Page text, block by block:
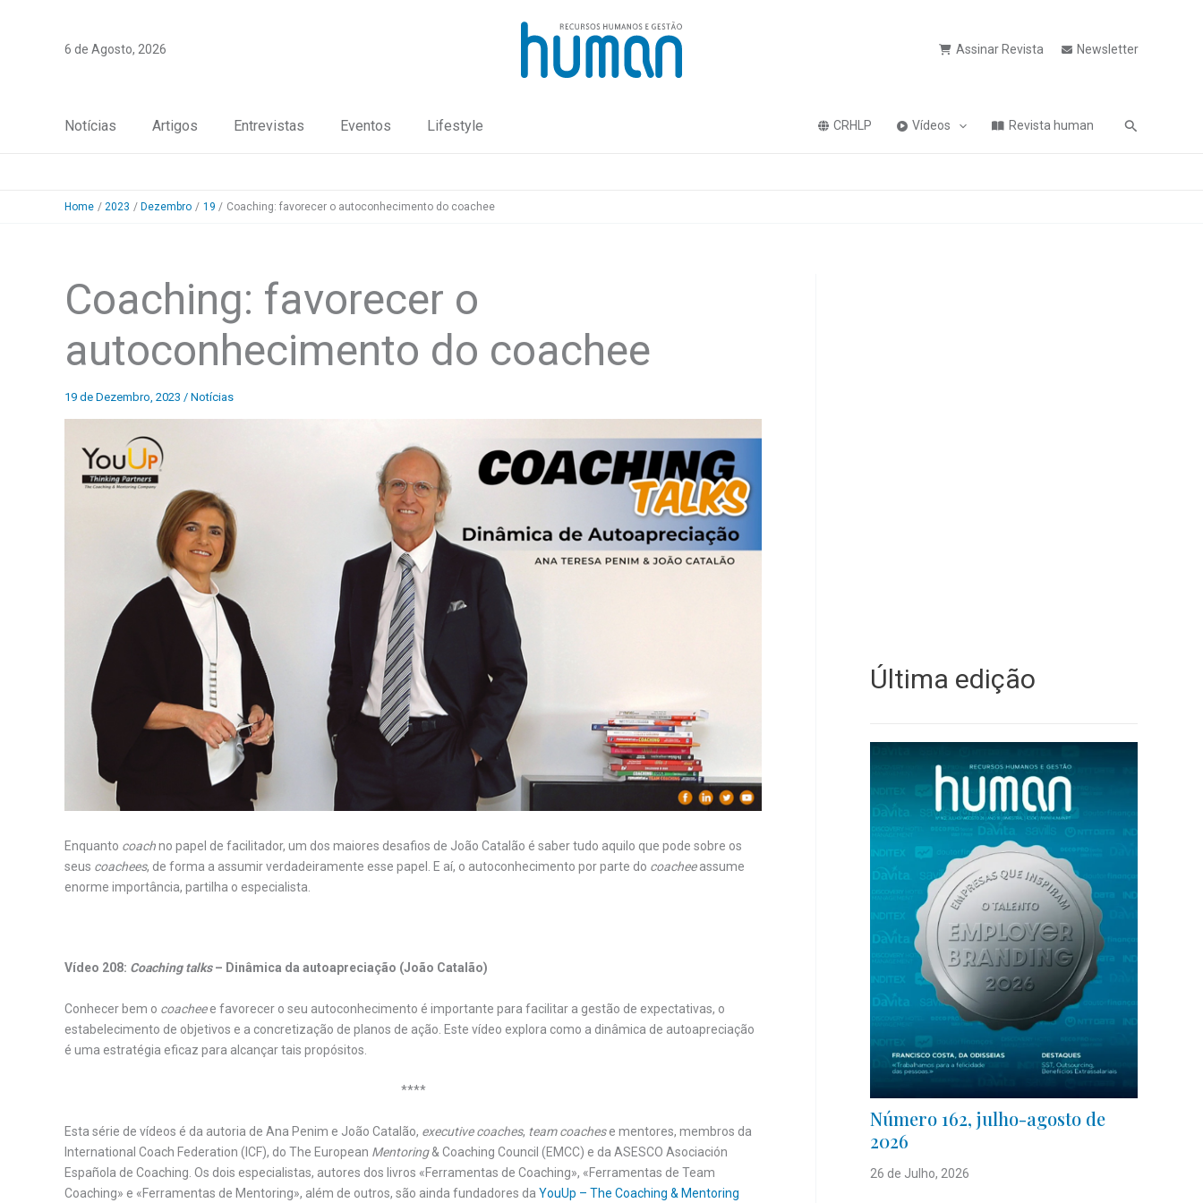
6 de Agosto, 2026 Assinar Revista Newsletter
Notícias Artigos Entrevistas Eventos Lifestyle CRHLP Vídeos Revista human Pesquisa
Home 2023 Dezembro 19 Coaching: favorecer o autoconhecimento do coachee
Coaching: favorecer o
autoconhecimento do coachee
19 de Dezembro, 2023 / Notícias
Enquanto coachno papel de facilitador, um dos maiores desafios de João Catalão é saber tudo aquilo que pode sobre os
seus coachees, de forma a assumir verdadeiramente esse papel. E aí, o autoconhecimento por parte do coacheeassume
enorme importância, partilha o especialista.
Vídeo 208: Coaching talks– Dinâmica da autoapreciação (João Catalão)
Conhecer bem o coacheee favorecer o seu autoconhecimento é importante para facilitar a gestão de expectativas, o
estabelecimento de objetivos e a concretização de planos de ação. Este vídeo explora como a dinâmica de autoapreciação
é uma estratégia eficaz para alcançar tais propósitos.
****
Esta série de vídeos é da autoria de Ana Penim e João Catalão, executive coaches, team coachese mentores, membros da
International Coach Federation (ICF), do The European Mentoring& Coaching Council (EMCC) e da ASESCO Asociación
Española de Coaching. Os dois especialistas, autores dos livros «Ferramentas de Coaching», «Ferramentas de Team
Coaching» e «Ferramentas de Mentoring», além de outros, são ainda fundadores da YouUp – The Coaching & Mentoring
Última edição
Número 162, julho-agosto de
2026
26 de Julho, 2026